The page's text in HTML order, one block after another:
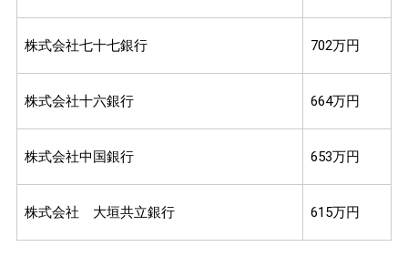
株式会社七十七銀行 702万円
株式会社十六銀行 664万円
株式会社中国銀行 653万円
株式会社 大垣共立銀行 615万円